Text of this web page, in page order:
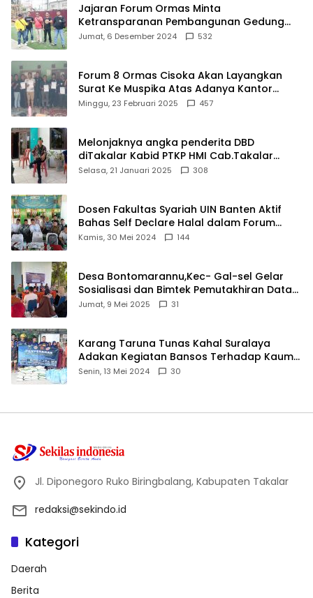
Jajaran Forum Ormas Minta
Ketransparanan Pembangunan Gedung
Damkar Di Kecamatan Cisoka
Jumat, 6 Desember 2024 532
Forum 8 Ormas Cisoka Akan Layangkan
Surat Ke Muspika Atas Adanya Kantor
Matel di Cisoka
Minggu, 23 Februari 2025 457
Melonjaknya angka penderita DBD
diTakalar Kabid PTKP HMI Cab.Takalar
angkat bicara
Selasa, 21 Januari 2025 308
Dosen Fakultas Syariah UIN Banten Aktif
Bahas Self Declare Halal dalam Forum
Ijtima Ulama MUI
Kamis, 30 Mei 2024 144
Desa Bontomarannu,Kec- Gal-sel Gelar
Sosialisasi dan Bimtek Pemutakhiran Data
ID
Jumat, 9 Mei 2025 31
Karang Taruna Tunas Kahal Suralaya
Adakan Kegiatan Bansos Terhadap Kaum
Dhuafa dan Anak Yatim-Piatu
Senin, 13 Mei 2024 30
Jl. Diponegoro Ruko Biringbalang, Kabupaten Takalar
redaksi@sekindo.id
Kategori
Daerah
Berita